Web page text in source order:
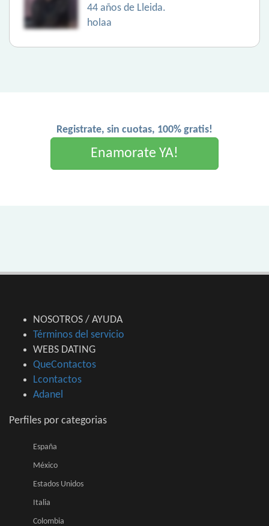
44 años de Lleida.
holaa
Registrate, sin cuotas, 100% gratis!
Enamorate YA!
NOSOTROS / AYUDA
Términos del servicio
WEBS DATING
QueContactos
Lcontactos
Adanel
Perfiles por categorias
España
México
Estados Unidos
Italia
Colombia